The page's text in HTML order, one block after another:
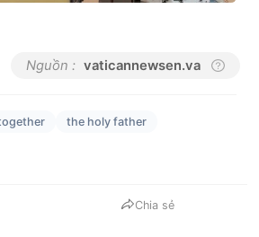
Nguồn : vaticannewsen.va
the holy father
Chia sẻ